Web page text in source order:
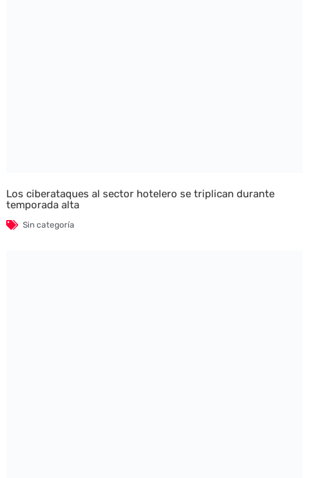
Los ciberataques al sector hotelero se triplican durante
temporada alta
Sin categoría